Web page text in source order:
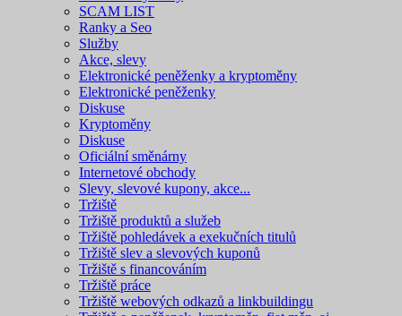
SCAM LIST
Ranky a Seo
Služby
Akce, slevy
Elektronické peněženky a kryptoměny
Elektronické peněženky
Diskuse
Kryptoměny
Diskuse
Oficiální směnárny
Internetové obchody
Slevy, slevové kupony, akce...
Tržiště
Tržiště produktů a služeb
Tržiště pohledávek a exekučních titulů
Tržiště slev a slevových kuponů
Tržiště s financováním
Tržiště práce
Tržiště webových odkazů a linkbuildingu